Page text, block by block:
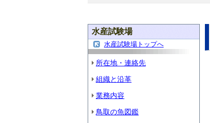
水産試験場
水産試験場トップへ
所在地・連絡先
組織と沿革
業務内容
鳥取の魚図鑑